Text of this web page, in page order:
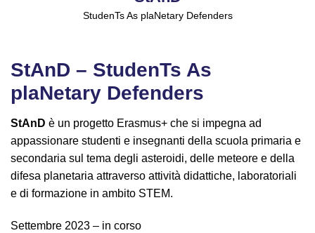
StudenTs As plaNetary Defenders
StAnD – StudenTs As
plaNetary Defenders
StAnD è un progetto Erasmus+ che si impegna ad
appassionare studenti e insegnanti della scuola primaria e
secondaria sul tema degli asteroidi, delle meteore e della
difesa planetaria attraverso attività didattiche, laboratoriali
e di formazione in ambito STEM.
Settembre 2023 – in corso